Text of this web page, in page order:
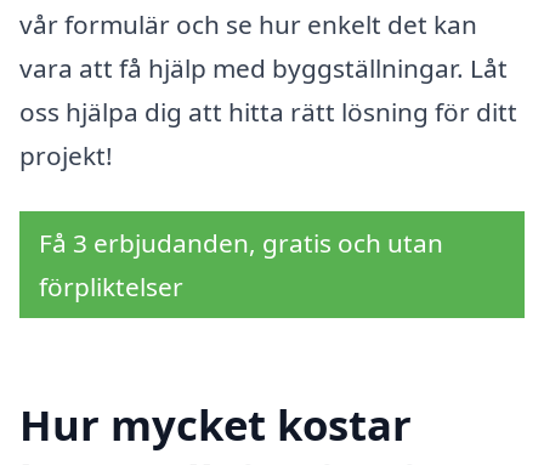
vår formulär och se hur enkelt det kan
vara att få hjälp med byggställningar. Låt
oss hjälpa dig att hitta rätt lösning för ditt
projekt!
Få 3 erbjudanden, gratis och utan
förpliktelser
Hur mycket kostar